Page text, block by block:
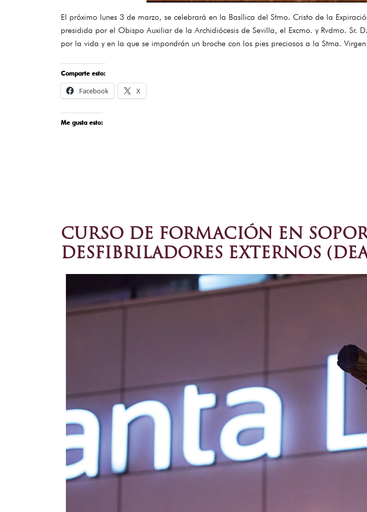
El próximo lunes 3 de marzo, se celebrará en la Basílica del Stmo. Cristo de la
presidida por el Obispo Auxiliar de la Archidiócesis de Sevilla, el Excmo. y Rvdmo. Sr.
por la vida y en la que se impondrán un broche con los pies preciosos a la Stma.
Comparte esto:
Facebook X
Me gusta esto:
CURSO DE FORMACIÓN EN
DESFIBRILADORES EXTERNOS